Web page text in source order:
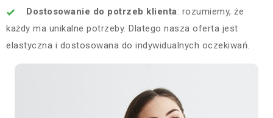
Dostosowanie do potrzeb klienta: rozumiemy, że
każdy ma unikalne potrzeby. Dlatego nasza oferta jest
elastyczna i dostosowana do indywidualnych oczekiwań.